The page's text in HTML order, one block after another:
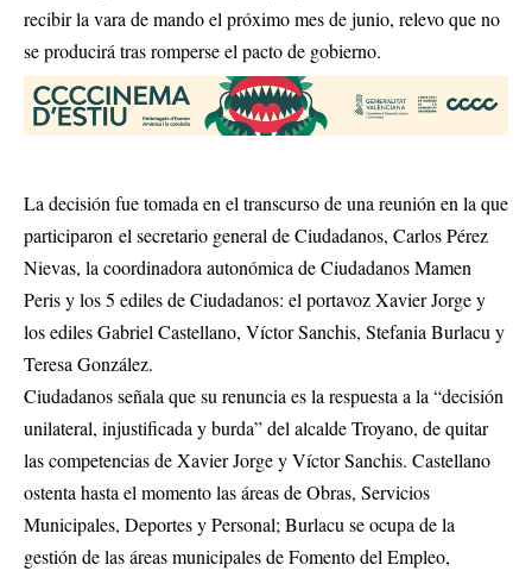
recibir la vara de mando el próximo mes de junio, relevo que no
se producirá tras romperse el pacto de gobierno.
La decisión fue tomada en el transcurso de una reunión en la que
participaron el secretario general de Ciudadanos, Carlos Pérez
Nievas, la coordinadora autonómica de Ciudadanos Mamen
Peris y los 5 ediles de Ciudadanos: el portavoz Xavier Jorge y
los ediles Gabriel Castellano, Víctor Sanchis, Stefania Burlacu y
Teresa González.
Ciudadanos señala que su renuncia es la respuesta a la “decisión
unilateral, injustificada y burda” del alcalde Troyano, de quitar
las competencias de Xavier Jorge y Víctor Sanchis. Castellano
ostenta hasta el momento las áreas de Obras, Servicios
Municipales, Deportes y Personal; Burlacu se ocupa de la
gestión de las áreas municipales de Fomento del Empleo,